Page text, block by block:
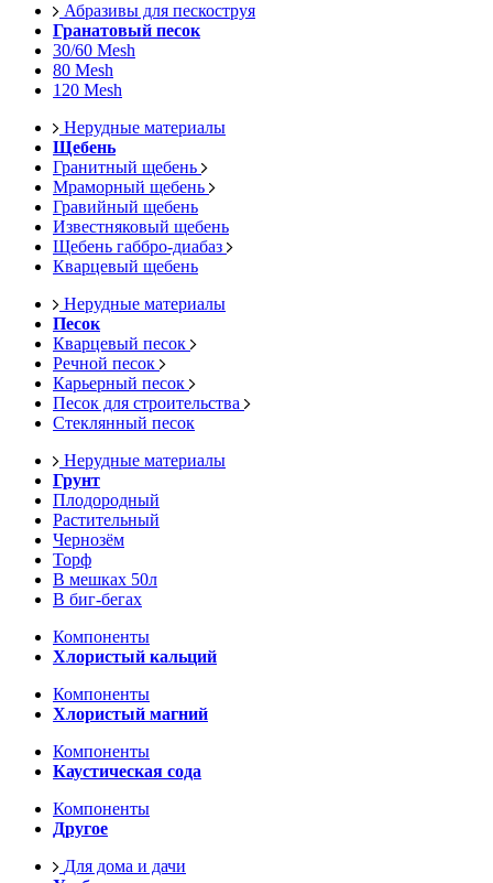
Абразивы для пескоструя
Гранатовый песок
30/60 Mesh
80 Mesh
120 Mesh
Нерудные материалы
Щебень
Гранитный щебень
Мраморный щебень
Гравийный щебень
Известняковый щебень
Щебень габбро-диабаз
Кварцевый щебень
Нерудные материалы
Песок
Кварцевый песок
Речной песок
Карьерный песок
Песок для строительства
Стеклянный песок
Нерудные материалы
Грунт
Плодородный
Растительный
Чернозём
Торф
В мешках 50л
В биг-бегах
Компоненты
Хлористый кальций
Компоненты
Хлористый магний
Компоненты
Каустическая сода
Компоненты
Другое
Для дома и дачи